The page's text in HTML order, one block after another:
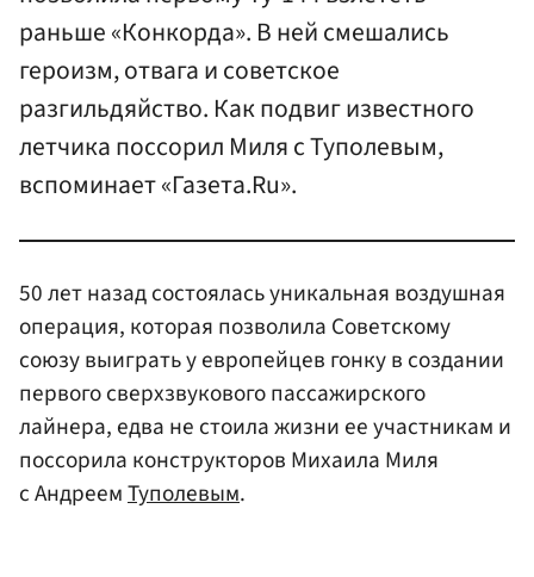
раньше «Конкорда». В ней смешались
героизм, отвага и советское
разгильдяйство. Как подвиг известного
летчика поссорил Миля с Туполевым,
вспоминает «Газета.Ru».
50 лет назад состоялась уникальная воздушная
операция, которая позволила Советскому
союзу выиграть у европейцев гонку в создании
первого сверхзвукового пассажирского
лайнера, едва не стоила жизни ее участникам и
поссорила конструкторов Михаила Миля
с АндреемТуполевым.